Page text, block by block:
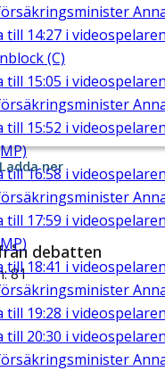
till 14:27 i videospelaren
(C)
till 15:05 i videospelaren
till 15:52 i videospelaren
till16:58 i videospelaren
till 17:59 i videospelaren
till 18:41 i videospelaren
till 19:28 i videospelaren
till 20:30 i videospelaren
Ladda ner
debatten
81